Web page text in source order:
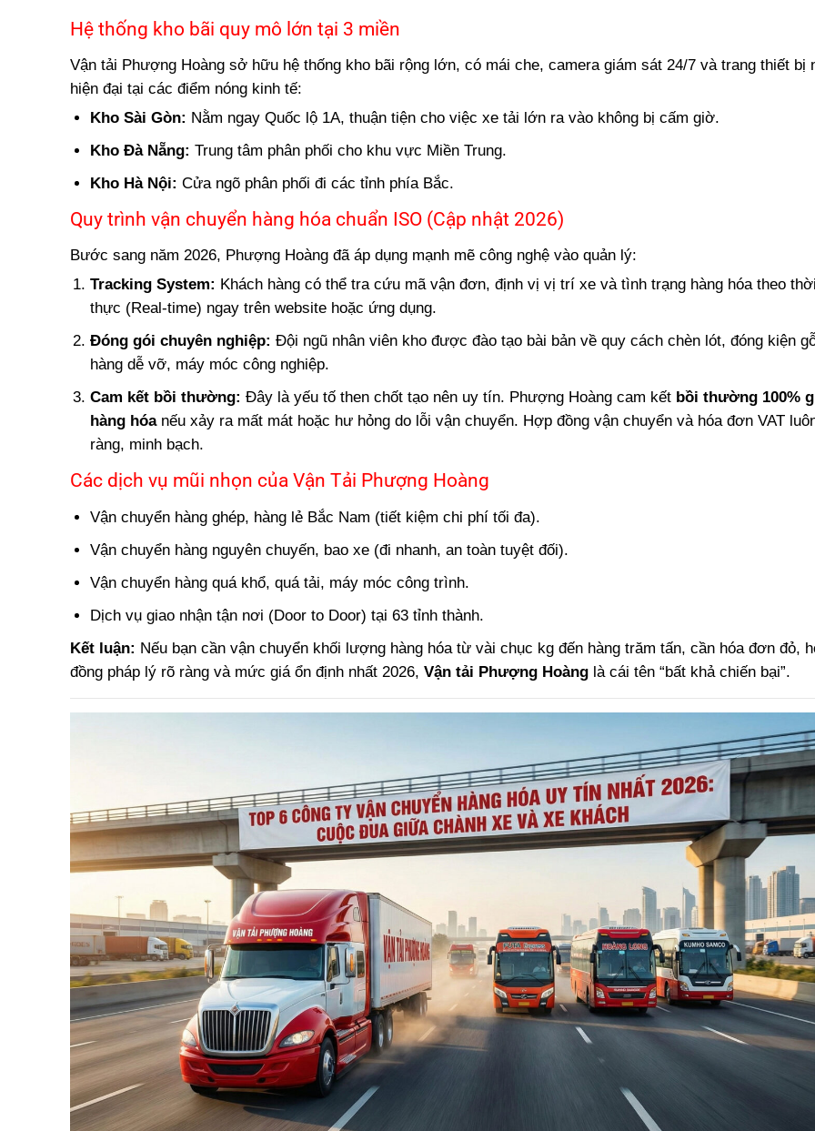
Hệ thống kho bãi quy mô lớn tại 3 miền
Vận tải Phượng Hoàng sở hữu hệ thống kho bãi rộng lớn, có mái che, camera giám sát 24/7 và trang thiết bị
hiện đại tại các điểm nóng kinh tế:
Kho Sài Gòn: Nằm ngay Quốc lộ 1A, thuận tiện cho việc xe tải lớn ra vào không bị cấm giờ.
Kho Đà Nẵng: Trung tâm phân phối cho khu vực Miền Trung.
Kho Hà Nội: Cửa ngõ phân phối đi các tỉnh phía Bắc.
Quy trình vận chuyển hàng hóa chuẩn ISO (Cập nhật 2026)
Bước sang năm 2026, Phượng Hoàng đã áp dụng mạnh mẽ công nghệ vào quản lý:
Tracking System: Khách hàng có thể tra cứu mã vận đơn, định vị vị trí xe và tình trạng hàng hóa theo
thực (Real-time) ngay trên website hoặc ứng dụng.
Đóng gói chuyên nghiệp: Đội ngũ nhân viên kho được đào tạo bài bản về quy cách chèn lót, đóng kiện
hàng dễ vỡ, máy móc công nghiệp.
Cam kết bồi thường: Đây là yếu tố then chốt tạo nên uy tín. Phượng Hoàng cam kết bồi thường 100%
hàng hóanếu xảy ra mất mát hoặc hư hỏng do lỗi vận chuyển. Hợp đồng vận chuyển và hóa đơn VAT
ràng, minh bạch.
Các dịch vụ mũi nhọn của Vận Tải Phượng Hoàng
Vận chuyển hàng ghép, hàng lẻ Bắc Nam (tiết kiệm chi phí tối đa).
Vận chuyển hàng nguyên chuyến, bao xe (đi nhanh, an toàn tuyệt đối).
Vận chuyển hàng quá khổ, quá tải, máy móc công trình.
Dịch vụ giao nhận tận nơi (Door to Door) tại 63 tỉnh thành.
Kết luận: Nếu bạn cần vận chuyển khối lượng hàng hóa từ vài chục kg đến hàng trăm tấn, cần hóa đơn đỏ,
đồng pháp lý rõ ràng và mức giá ổn định nhất 2026, Vận tải Phượng Hoàng là cái tên “bất khả chiến bại”.